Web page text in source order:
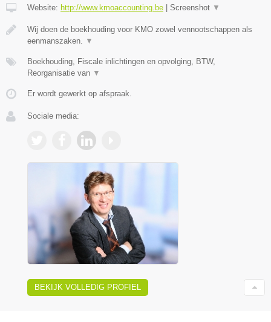
Website: http://www.kmoaccounting.be Screenshot ▼
Wij doen de boekhouding voor KMO zowel vennootschappen als
eenmanszaken. ▼
Boekhouding, Fiscale inlichtingen en opvolging, BTW,
Reorganisatie van ▼
Er wordt gewerkt op afspraak.
Sociale media:
BEKIJK VOLLEDIG PROFIEL